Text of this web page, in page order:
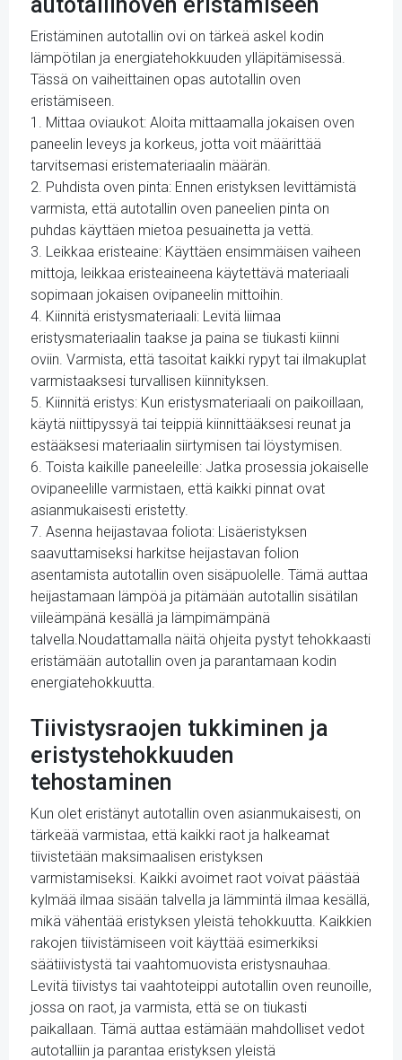
Eristäminen autotallin ovi on tärkeä askel kodin
lämpötilan ja energiatehokkuuden ylläpitämisessä.
Tässä on vaiheittainen opas autotallin oven
eristämiseen.
1. Mittaa oviaukot: Aloita mittaamalla jokaisen oven
paneelin leveys ja korkeus, jotta voit määrittää
tarvitsemasi eristemateriaalin määrän.
2. Puhdista oven pinta: Ennen eristyksen levittämistä
varmista, että autotallin oven paneelien pinta on
puhdas käyttäen mietoa pesuainetta ja vettä.
3. Leikkaa eristeaine: Käyttäen ensimmäisen vaiheen
mittoja, leikkaa eristeaineena käytettävä materiaali
sopimaan jokaisen ovipaneelin mittoihin.
4. Kiinnitä eristysmateriaali: Levitä liimaa
eristysmateriaalin taakse ja paina se tiukasti kiinni
oviin. Varmista, että tasoitat kaikki rypyt tai ilmakuplat
varmistaaksesi turvallisen kiinnityksen.
5. Kiinnitä eristys: Kun eristysmateriaali on paikoillaan,
käytä niittipyssyä tai teippiä kiinnittääksesi reunat ja
estääksesi materiaalin siirtymisen tai löystymisen.
6. Toista kaikille paneeleille: Jatka prosessia jokaiselle
ovipaneelille varmistaen, että kaikki pinnat ovat
asianmukaisesti eristetty.
7. Asenna heijastavaa foliota: Lisäeristyksen
saavuttamiseksi harkitse heijastavan folion
asentamista autotallin oven sisäpuolelle. Tämä auttaa
heijastamaan lämpöä ja pitämään autotallin sisätilan
viileämpänä kesällä ja lämpimämpänä
talvella.Noudattamalla näitä ohjeita pystyt tehokkaasti
eristämään autotallin oven ja parantamaan kodin
energiatehokkuutta.
Tiivistysraojen tukkiminen ja
eristystehokkuuden
tehostaminen
Kun olet eristänyt autotallin oven asianmukaisesti, on
tärkeää varmistaa, että kaikki raot ja halkeamat
tiivistetään maksimaalisen eristyksen
varmistamiseksi. Kaikki avoimet raot voivat päästää
kylmää ilmaa sisään talvella ja lämmintä ilmaa kesällä,
mikä vähentää eristyksen yleistä tehokkuutta. Kaikkien
rakojen tiivistämiseen voit käyttää esimerkiksi
säätiivistystä tai vaahtomuovista eristysnauhaa.
Levitä tiivistys tai vaahtoteippi autotallin oven reunoille,
jossa on raot, ja varmista, että se on tiukasti
paikallaan. Tämä auttaa estämään mahdolliset vedot
autotalliin ja parantaa eristyksen yleistä